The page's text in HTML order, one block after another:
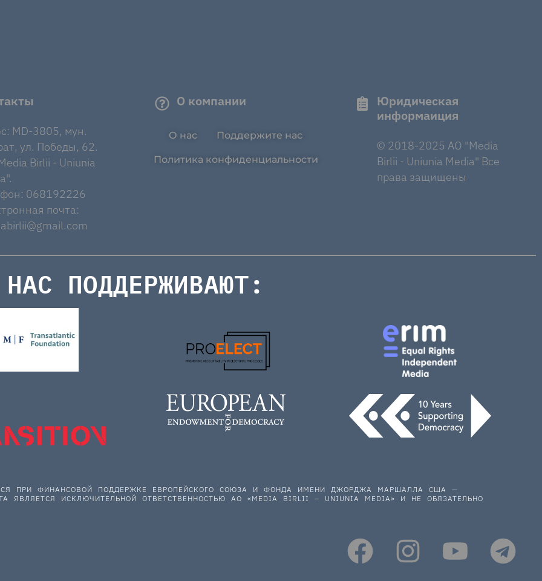
MD-3805, мун.
ул. Победы, 62.
Birlii - Uniunia
068192226
почта:
О компании
О нас Поддержите нас
Политика конфиденциальности
Юридическая
информаиция
© 2018-2025 AO "Media
Birlii - Uniunia Media" Все
права защищены
НАС ПОДДЕРЖИВАЮТ:
ПРИ ФИНАНСОВОЙ ПОДДЕРЖКЕ ЕВРОПЕЙСКОГО СОЮЗА И ФОНДА ИМЕНИ ДЖОРДЖА МАРШАЛЛА США —
ЯВЛЯЕТСЯ ИСКЛЮЧИТЕЛЬНОЙ ОТВЕТСТВЕННОСТЬЮ АО «MEDIA BIRLII – UNIUNIA MEDIA» И НЕ ОБЯЗАТЕЛЬНО